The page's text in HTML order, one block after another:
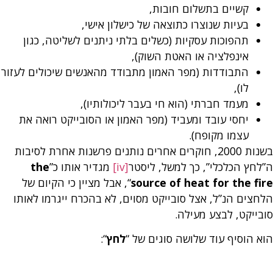
קשיים בתשלום חובות,
בעיות שנוצרו כתוצאה של כישלון אישי,
תהפוכות עסקיות (כשלים בלתי ניתנים לשליטה, כגון
אינפלציה או האטת השוק),
התבודדות (מפר האמון מתבודד מהאנשים שיכולים לעזור
לו),
מעמד חברתי (הוא חי בעבר ליכולותיו),
יחסי עובד ומעביד (מפר האמון או הסובייקט רואה את
עצמו מקופח).
בשנות 2000, חוקרים אחרים נותנים פרשנות אחרת לסיבות
ה”לחץ הכלכלי”, כך למשל, ליסטר[iv] מגדיר אותו כ”the
source of heat for the fire“, אבל מציין כי הקיום של
הלחצים הנ”ל, אצל סובייקט מסוים, לא בהכרח ייגרמו לאותו
סובייקט, לבצע מעילה.
הוא הוסיף עוד שלושה סוגים של “לחץ“: